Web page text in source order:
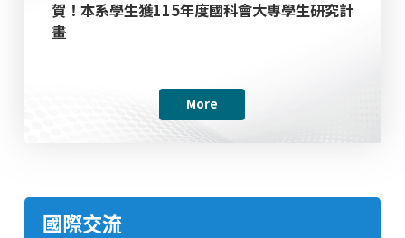
賀！本系學生獲115年度國科會大專學生研究計
畫
More
國際交流